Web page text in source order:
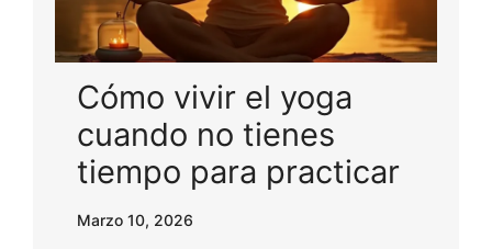
Cómo vivir el yoga
cuando no tienes
tiempo para practicar
Marzo 10, 2026